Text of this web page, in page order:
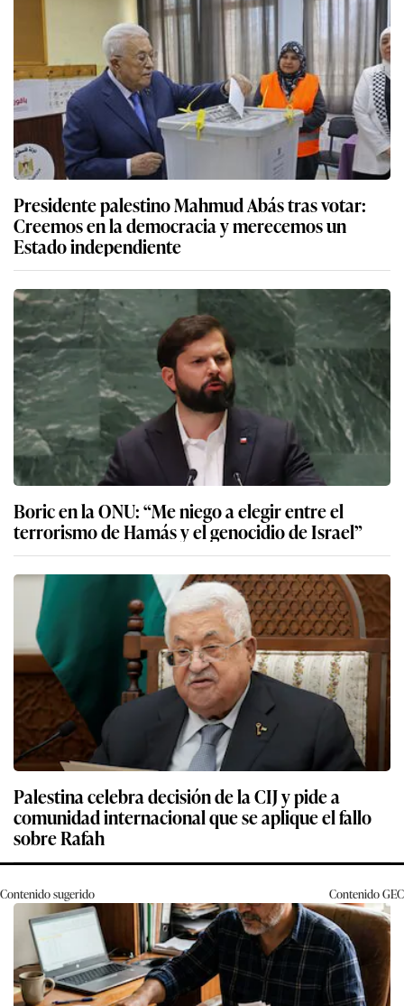
Presidente palestino Mahmud Abás tras votar:
Creemos en la democracia y merecemos un
Estado independiente
Boric en la ONU: “Me niego a elegir entre el
terrorismo de Hamás y el genocidio de Israel”
Palestina celebra decisión de la CIJ y pide a
comunidad internacional que se aplique el fallo
sobre Rafah
Contenido sugerido ContenidoGEC